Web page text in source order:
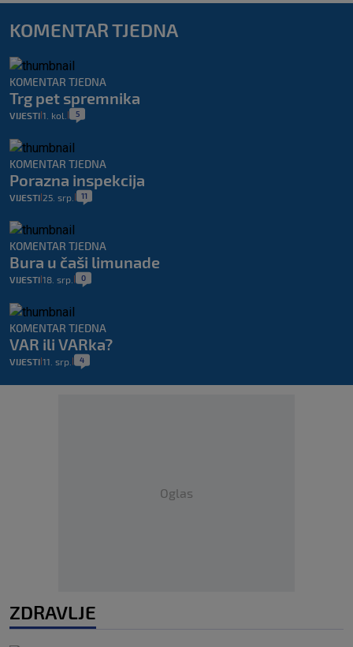
KOMENTAR TJEDNA
KOMENTAR TJEDNA
Trg pet spremnika
VIJESTI 1. kol. 5
KOMENTAR TJEDNA
Porazna inspekcija
VIJESTI 25. srp. 11
KOMENTAR TJEDNA
Bura u čaši limunade
VIJESTI 18. srp. 0
KOMENTAR TJEDNA
VAR ili VARka?
VIJESTI 11. srp. 4
Oglas
ZDRAVLJE